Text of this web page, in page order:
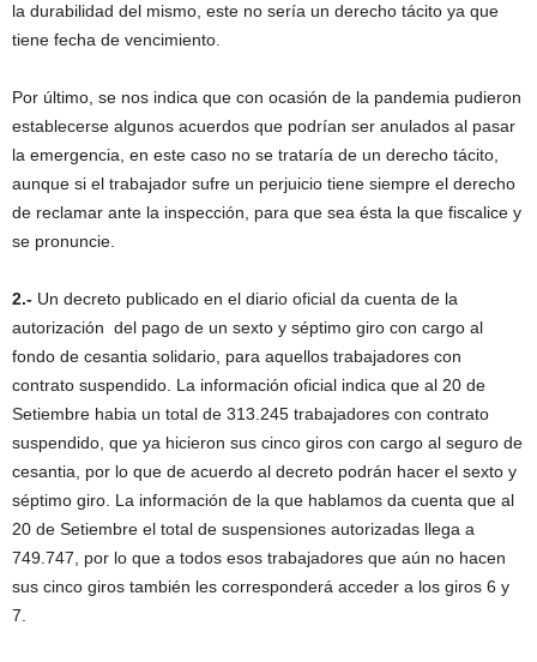
la durabilidad del mismo, este no sería un derecho tácito ya que
tiene fecha de vencimiento.
Por último, se nos indica que con ocasión de la pandemia pudieron
establecerse algunos acuerdos que podrían ser anulados al pasar
la emergencia, en este caso no se trataría de un derecho tácito,
aunque si el trabajador sufre un perjuicio tiene siempre el derecho
de reclamar ante la inspección, para que sea ésta la que fiscalice y
se pronuncie.
2.- Un decreto publicado en el diario oficial da cuenta de la
autorización del pago de un sexto y séptimo giro con cargo al
fondo de cesantia solidario, para aquellos trabajadores con
contrato suspendido. La información oficial indica que al 20 de
Setiembre habia un total de 313.245 trabajadores con contrato
suspendido, que ya hicieron sus cinco giros con cargo al seguro de
cesantia, por lo que de acuerdo al decreto podrán hacer el sexto y
séptimo giro. La información de la que hablamos da cuenta que al
20 de Setiembre el total de suspensiones autorizadas llega a
749.747, por lo que a todos esos trabajadores que aún no hacen
sus cinco giros también les corresponderá acceder a los giros 6 y
7.